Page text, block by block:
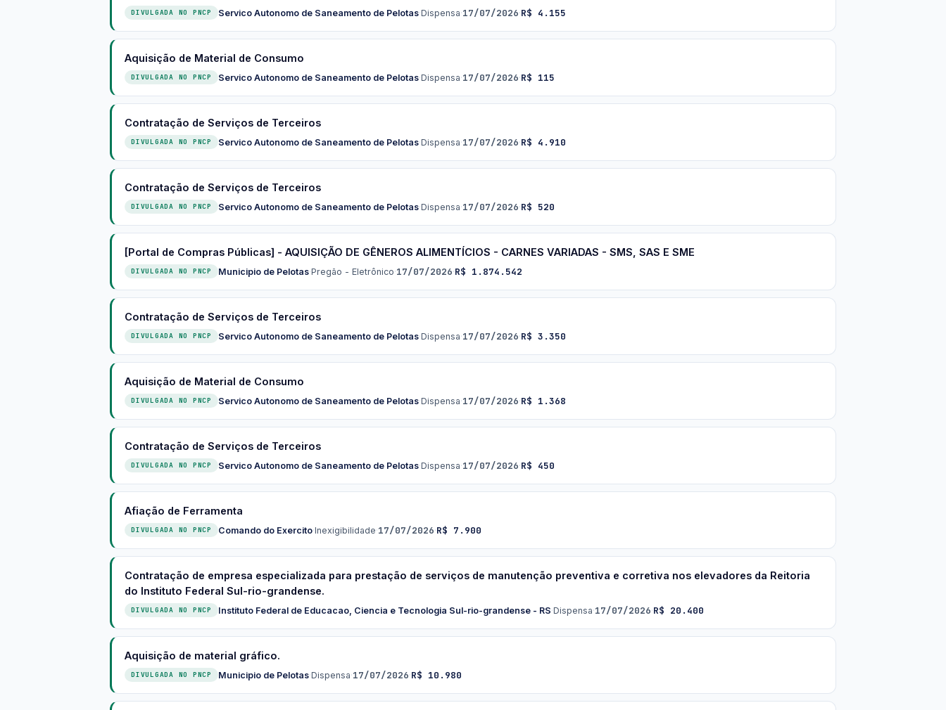
DIVULGADA NO PNCP Servico Autonomo de Saneamento de Pelotas·Dispensa·17/07/2026·R$ 4.155
Aquisição de Material de Consumo
DIVULGADA NO PNCP Servico Autonomo de Saneamento de Pelotas·Dispensa·17/07/2026·R$ 115
Contratação de Serviços de Terceiros
DIVULGADA NO PNCP Servico Autonomo de Saneamento de Pelotas·Dispensa·17/07/2026·R$ 4.910
Contratação de Serviços de Terceiros
DIVULGADA NO PNCP Servico Autonomo de Saneamento de Pelotas·Dispensa·17/07/2026·R$ 520
[Portal de Compras Públicas] - AQUISIÇÃO DE GÊNEROS ALIMENTÍCIOS - CARNES VARIADAS - SMS, SAS E SME
DIVULGADA NO PNCP Municipio de Pelotas·Pregão - Eletrônico·17/07/2026·R$ 1.874.542
Contratação de Serviços de Terceiros
DIVULGADA NO PNCP Servico Autonomo de Saneamento de Pelotas·Dispensa·17/07/2026·R$ 3.350
Aquisição de Material de Consumo
DIVULGADA NO PNCP Servico Autonomo de Saneamento de Pelotas·Dispensa·17/07/2026·R$ 1.368
Contratação de Serviços de Terceiros
DIVULGADA NO PNCP Servico Autonomo de Saneamento de Pelotas·Dispensa·17/07/2026·R$ 450
Afiação de Ferramenta
DIVULGADA NO PNCP Comando do Exercito·Inexigibilidade·17/07/2026·R$ 7.900
Contratação de empresa especializada para prestação de serviços de manutenção preventiva e corretiva nos elevadores da Reitoria
do Instituto Federal Sul-rio-grandense.
DIVULGADA NO PNCP Instituto Federal de Educacao, Ciencia e Tecnologia Sul-rio-grandense - RS·Dispensa·17/07/2026·R$ 20.400
Aquisição de material gráfico.
DIVULGADA NO PNCP Municipio de Pelotas·Dispensa·17/07/2026·R$ 10.980